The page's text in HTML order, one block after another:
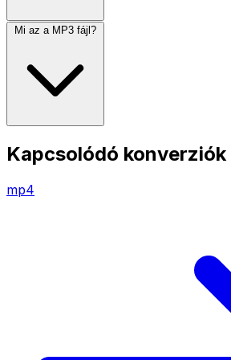
Mi az a MP3 fájl?
Kapcsolódó konverziók
mp4